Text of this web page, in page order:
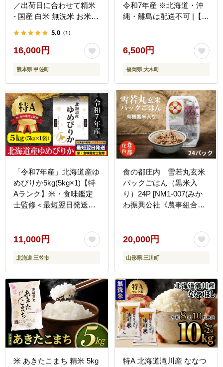
／出荷日に合わせて精米
- 国産 白米 無洗米 お米
あり 厳選 マイスター 生
活応援 ひのひかり 森のく
まさん おすすめ 熊本県
甲佐町【価格改定ZL】
5.0 （1）
16,000円
熊本県 甲佐町
令和7年産 ※北海道・沖
縄・離島は配送不可 |【精
5kg × 1 ゆめつくし】
6,500円
福岡県 大木町
「令和7年産」北海道産ゆ
めぴりか5kg(5kg×1)【特
Aランク】米・食味鑑定
士監修＜最短翌日発送＞
11,000円
北海道 三笠市
食の都庄内 雪若丸玄米
パックごはん（黒米入
り）24P [NM1-007(みか
わ振興公社《農事組合法
20,000円
山形県 三川町
米 あきたこまち 精米 5kg
特A 北海道滝川産 ななつ